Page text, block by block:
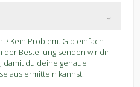
Kein Problem. Gib einfach
der Bestellung senden wir dir
damit du deine genaue
aus ermitteln kannst.